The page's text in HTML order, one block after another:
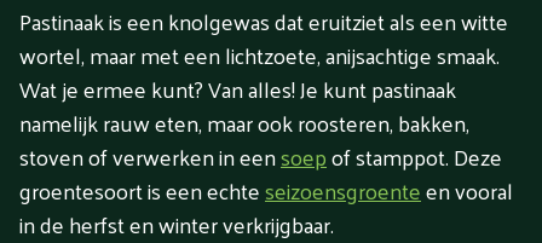
Pastinaak is een knolgewas dat eruitziet als een witte
wortel, maar met een lichtzoete, anijsachtige smaak.
Wat je ermee kunt? Van alles! Je kunt pastinaak
namelijk rauw eten, maar ook roosteren, bakken,
stoven of verwerken in eensoepof stamppot. Deze
groentesoort is een echteseizoensgroenteen vooral
in de herfst en winter verkrijgbaar.